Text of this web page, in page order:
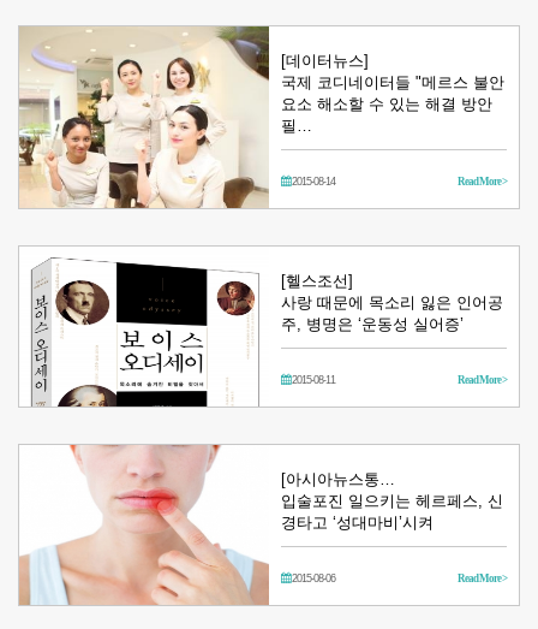
[데이터뉴스]
국제 코디네이터들 "메르스 불안
요소 해소할 수 있는 해결 방안
필…
2015-08-14 Read More >
[헬스조선]
사랑 때문에 목소리 잃은 인어공
주, 병명은 ‘운동성 실어증’
2015-08-11 Read More >
[아시아뉴스통…
입술포진 일으키는 헤르페스, 신
경타고 ‘성대마비’시켜
2015-08-06 Read More >